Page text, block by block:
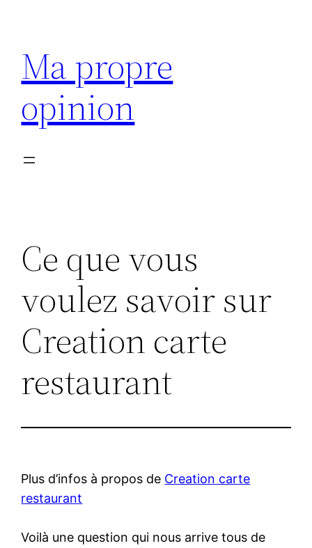
contenu
Ma propre
opinion
Ce que vous
voulez savoir sur
Creation carte
restaurant
Plus d’infos à propos de Creation carte
restaurant
Voilà une question qui nous arrive tous de